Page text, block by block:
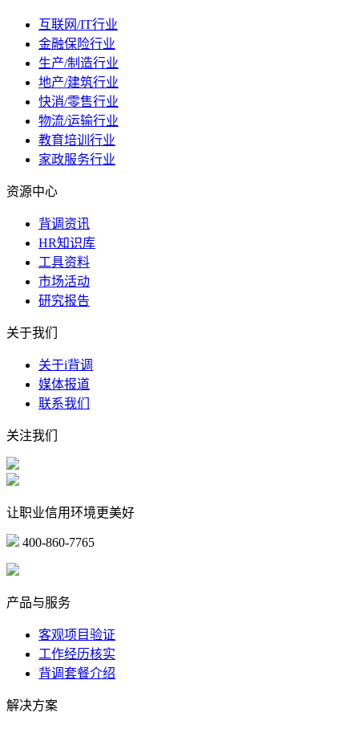
互联网/IT行业
金融保险行业
生产/制造行业
地产/建筑行业
快消/零售行业
物流/运输行业
教育培训行业
家政服务行业
资源中心
背调资讯
HR知识库
工具资料
市场活动
研究报告
关于我们
关于i背调
媒体报道
联系我们
关注我们
让职业信用环境更美好
400-860-7765
产品与服务
客观项目验证
工作经历核实
背调套餐介绍
解决方案